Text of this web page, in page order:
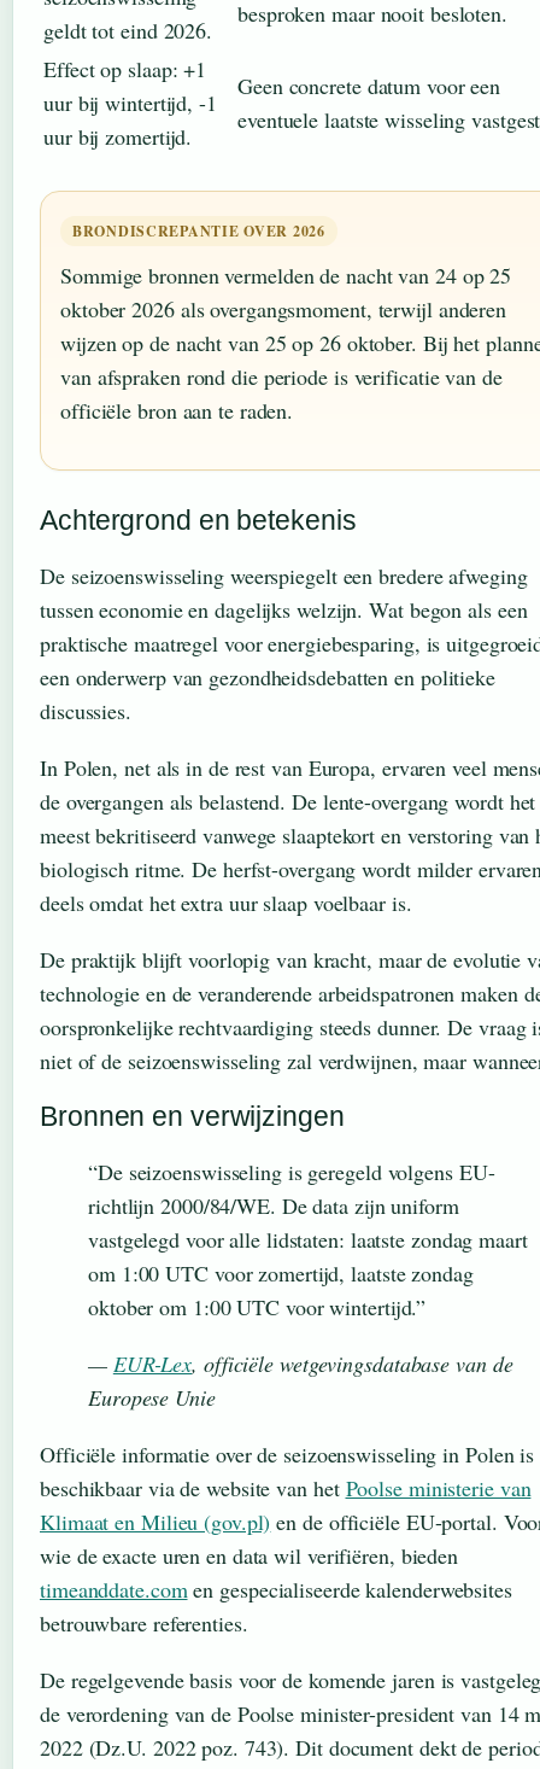
geldt tot eind 2026.
besproken maar nooit besloten.
Effect op slaap: +1
uur bij wintertijd, -1
uur bij zomertijd.
Geen concrete datum voor een
eventuele laatste wisseling
BRONDISCREPANTIE OVER 2026
Sommige bronnen vermelden de nacht van 24 op 25
oktober 2026 als overgangsmoment, terwijl anderen
wijzen op de nacht van 25 op 26 oktober. Bij het
van afspraken rond die periode is verificatie van de
officiële bron aan te raden.
Achtergrond en betekenis
De seizoenswisseling weerspiegelt een bredere afweging
tussen economie en dagelijks welzijn. Wat begon als een
praktische maatregel voor energiebesparing, is
een onderwerp van gezondheidsdebatten en politieke
discussies.
In Polen, net als in de rest van Europa, ervaren veel
de overgangen als belastend. De lente-overgang wordt het
meest bekritiseerd vanwege slaaptekort en verstoring van
biologisch ritme. De herfst-overgang wordt milder
deels omdat het extra uur slaap voelbaar is.
De praktijk blijft voorlopig van kracht, maar de evolutie
technologie en de veranderende arbeidspatronen maken
oorspronkelijke rechtvaardiging steeds dunner. De vraag
niet of de seizoenswisseling zal verdwijnen, maar
Bronnen en verwijzingen
“De seizoenswisseling is geregeld volgens EU-
richtlijn 2000/84/WE. De data zijn uniform
vastgelegd voor alle lidstaten: laatste zondag maart
om 1:00 UTC voor zomertijd, laatste zondag
oktober om 1:00 UTC voor wintertijd.”
— EUR-Lex, officiële wetgevingsdatabase van de
Europese Unie
Officiële informatie over de seizoenswisseling in Polen is
beschikbaar via de website van het Poolse ministerie van
Klimaat en Milieu (gov.pl) en de officiële EU-portal.
wie de exacte uren en data wil verifiëren, bieden
timeanddate.com en gespecialiseerde kalenderwebsites
betrouwbare referenties.
De regelgevende basis voor de komende jaren is
de verordening van de Poolse minister-president van 14
2022 (Dz.U. 2022 poz. 743). Dit document dekt de